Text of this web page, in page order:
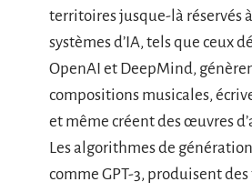
territoires jusque-là réservés
systèmes d’IA, tels que ceux
OpenAI et DeepMind,
compositions musicales,
et même créent des œuvres
Les algorithmes de
comme GPT-3, produisent